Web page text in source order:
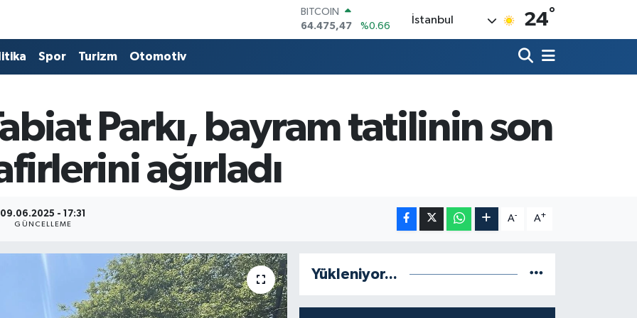
BITCOIN
64.475,47
%0.66
DOLAR
%0.22
GRAM ALTIN
6527.85
%0.54
İstanbul 24°
Spor Turizm Otomotiv
Parkı, bayram tatilinin son
ağırladı
09.06.2025 - 17:31
GÜNCELLEME
A- A+
Yükleniyor...